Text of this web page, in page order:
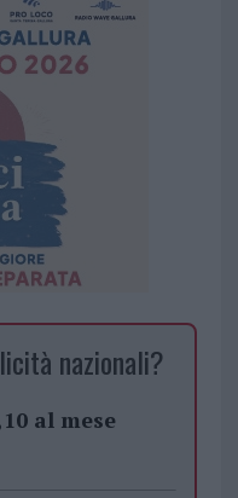
nazionali?
al mese